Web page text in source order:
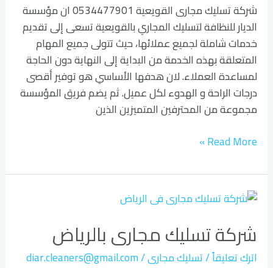
شركة تسليك مجارى القويعية 0534477901 ان مؤسسة
الديار للنظافة لتسليك المجاري بالقويعية تسعى إلى تقديم
خدمات شاملة لجميع عملائها، حيث تتولى جميع المهام
المتعلقة بهذه الخدمة من البداية إلى النهاية دون الحاجة
لمساعدة العملاء. لان هدفها الأساسي هو توفير أقصى
درجات الراحة و الهدوء لكل عميل. ثم يضم فريق المؤسسة
مجموعة من المحترفين المتميزين الذين
Read More »
شركة تسليك مجارى بالرياض
اترك تعليقاً/تسليك مجارى/
diar.cleaners@gmail.com
شركة
مجارى
بالرياض